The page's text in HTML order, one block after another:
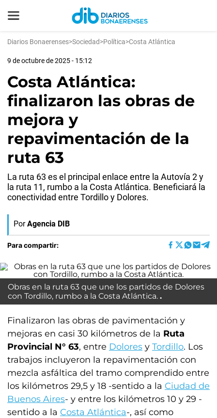
Diarios Bonaerenses>Sociedad>Política>Costa Atlántica
9 de octubre de 2025 - 15:12
Costa Atlántica:
finalizaron las obras de
mejora y
repavimentación de la
ruta 63
La ruta 63 es el principal enlace entre la Autovía 2 y
la ruta 11, rumbo a la Costa Atlántica. Beneficiará la
conectividad entre Tordillo y Dolores.
Por Agencia DIB
Para compartir:
Obras en la ruta 63 que une los partidos de Dolores
con Tordillo, rumbo a la Costa Atlántica.
Finalizaron las obras de pavimentación y
mejoras en casi 30 kilómetros de la Ruta
Provincial N° 63, entre Dolores y Tordillo. Los
trabajos incluyeron la repavimentación con
mezcla asfáltica del tramo comprendido entre
los kilómetros 29,5 y 18 -sentido a la Ciudad de
Buenos Aires- y entre los kilómetros 10 y 29 -
sentido a la Costa Atlántica-, así como